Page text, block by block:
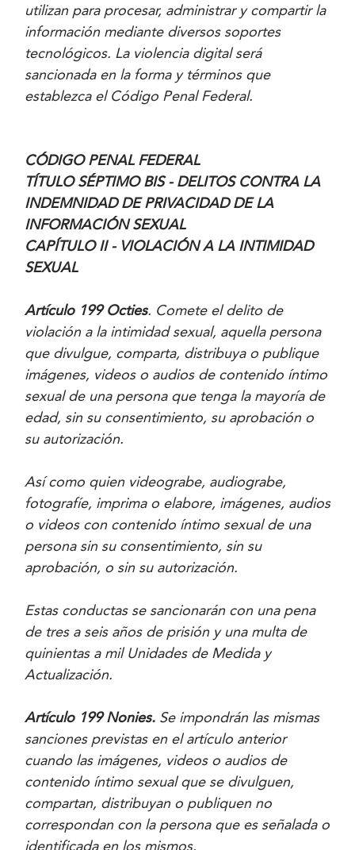
utilizan para procesar, administrar y compartir la
información mediante diversos soportes
tecnológicos. La violencia digital será
sancionada en la forma y términos que
establezca el Código Penal Federal.
CÓDIGO PENAL FEDERAL
TÍTULO SÉPTIMO BIS - DELITOS CONTRA LA
INDEMNIDAD DE PRIVACIDAD DE LA
INFORMACIÓN SEXUAL
CAPÍTULO II - VIOLACIÓN A LA INTIMIDAD
SEXUAL
Artículo 199 Octies. Comete el delito de
violación a la intimidad sexual, aquella persona
que divulgue, comparta, distribuya o publique
imágenes, videos o audios de contenido íntimo
sexual de una persona que tenga la mayoría de
edad, sin su consentimiento, su aprobación o
su autorización.
Así como quien videograbe, audiograbe,
fotografíe, imprima o elabore, imágenes, audios
o videos con contenido íntimo sexual de una
persona sin su consentimiento, sin su
aprobación, o sin su autorización.
Estas conductas se sancionarán con una pena
de tres a seis años de prisión y una multa de
quinientas a mil Unidades de Medida y
Actualización.
Artículo 199 Nonies. Se impondrán las mismas
sanciones previstas en el artículo anterior
cuando las imágenes, videos o audios de
contenido íntimo sexual que se divulguen,
compartan, distribuyan o publiquen no
correspondan con la persona que es señalada o